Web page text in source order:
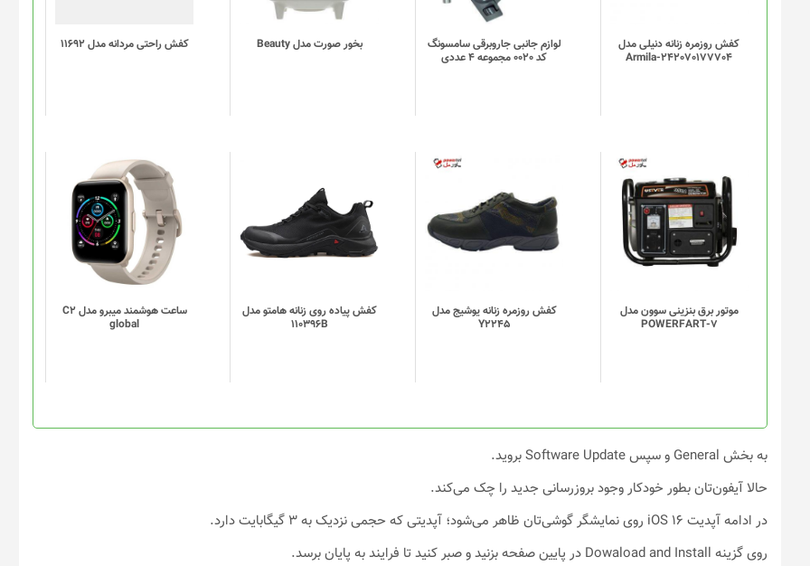
کفش روزمره زنانه دنیلی مدل
Armila-242070177704
لوازم جانبی جاروبرقی سامسونگ
کد 0020 مجموعه 4 عددی
بخور صورت مدل Beauty کفش راحتی مردانه مدل 11692
گزینه
محصول
انتخاب
شوند
موتور برق بنزینی سوون مدل
POWERFART-7
کفش روزمره زنانه یوشیج مدل
Y2245
کفش پیاده روی زنانه هامتو مدل
110396B
محصول
دارای
انواع
مختلفی
گزینه
ها
محصول
ساعت هوشمند میبرو مدل C2
global
این
محصول
دارای
انواع
مختلفی
می
گزینه
ها
محصول
به بخش General و سپس Software Update بروید.
حالا آیفون‌تان بطور خودکار وجود بروزرسانی جدید را چک می‌کند.
در ادامه آپدیت iOS 16 روی نمایشگر گوشی‌تان ظاهر می‌شود؛ آپدیتی که حجمی نزدیک به 3 گیگابایت دارد.
روی گزینه Dowaload and Install در پایین صفحه بزنید و صبر کنید تا فرایند به پایان برسد.